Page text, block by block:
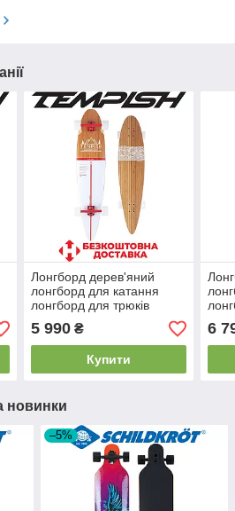
Лонгборд дерев'яний
лонгборд для катання
лонгборд для трюків
Tempish Flow 42 ABEC 7
78А навантаження 100 кг
5 990₴
Купити
6
новинки
–5%